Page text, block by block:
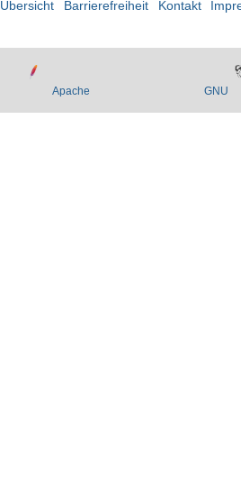
Übersicht Barrierefreiheit Kontakt
Apache GNU